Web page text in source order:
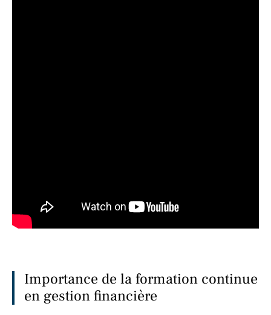
Importance de la formation continue
en gestion financière